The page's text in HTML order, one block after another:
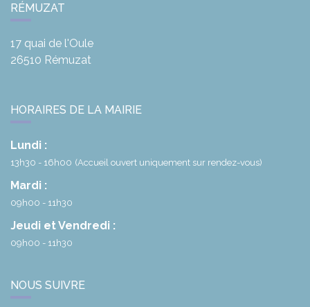
RÉMUZAT
17 quai de l'Oule
26510 Rémuzat
HORAIRES DE LA MAIRIE
Lundi :
13h30 - 16h00 (Accueil ouvert uniquement sur rendez-vous)
Mardi :
09h00 - 11h30
Jeudi et Vendredi :
09h00 - 11h30
NOUS SUIVRE